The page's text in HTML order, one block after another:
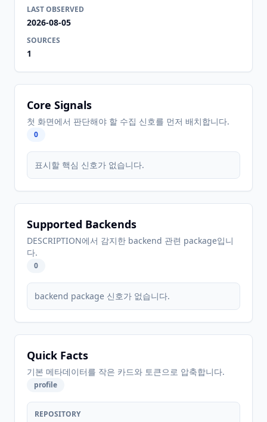
LAST OBSERVED
2026-08-05
SOURCES
1
Core Signals
첫 화면에서 판단해야 할 수집 신호를 먼저 배치합니다.
0
표시할 핵심 신호가 없습니다.
Supported Backends
DESCRIPTION에서 감지한 backend 관련 package입니
다.
0
backend package 신호가 없습니다.
Quick Facts
기본 메타데이터를 작은 카드와 토큰으로 압축합니다.
profile
REPOSITORY